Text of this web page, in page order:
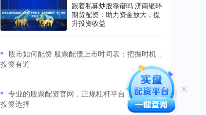
跟着私募炒股靠谱吗 济南银环
期货配资：助力资金放大，提
升投资收益
​股市如何配资 股票配债上市时间表：把握时机，
投资有道
​专业的股票配资官网，正规杠杆平台，安全高效
投资选择